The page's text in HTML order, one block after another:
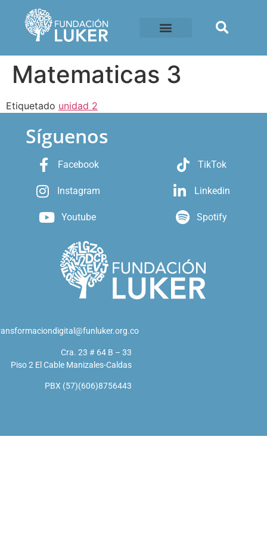
Matematicas 3
Etiquetado unidad 2
Síguenos
Facebook
Instagram
Youtube
TikTok
Linkedin
Spotify
Cra. 23 # 64 B – 33
Piso 2 El Cable Manizales-Caldas
PBX (57)(606)8756443